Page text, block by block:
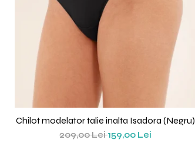
Chilot modelator talie inalta Isadora (Negru)
209,00 Lei159,00 Lei